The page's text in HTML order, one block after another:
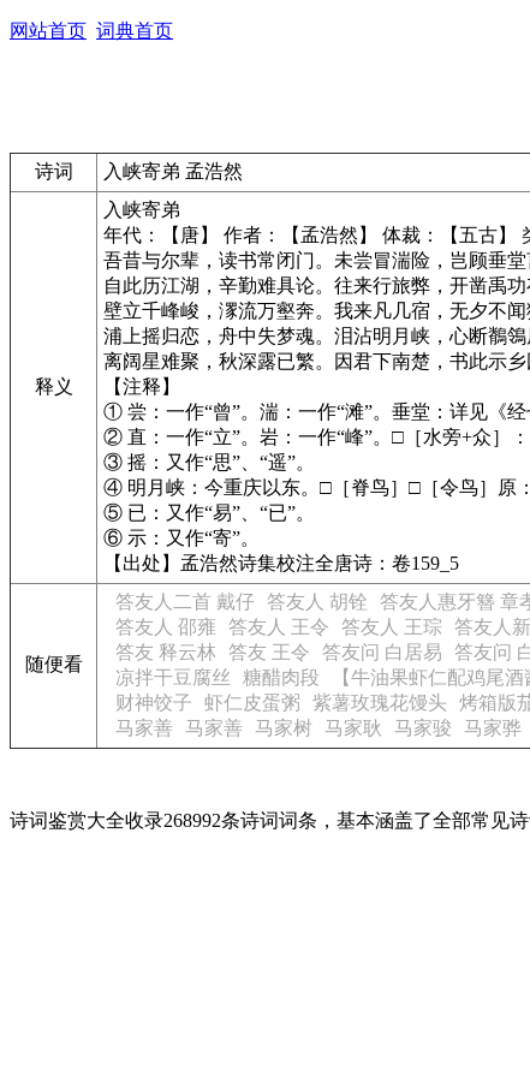
网站首页 词典首页
诗词 入峡寄弟 孟浩然
释义
入峡寄弟
年代：【唐】 作者：【孟浩然】 体裁：【五古】
吾昔与尔辈，读书常闭门。未尝冒湍险，岂顾垂堂
自此历江湖，辛勤难具论。往来行旅弊，开凿禹功
壁立千峰峻，潈流万壑奔。我来凡几宿，无夕不闻
浦上摇归恋，舟中失梦魂。泪沾明月峡，心断鶺鴒
离阔星难聚，秋深露已繁。因君下南楚，书此示乡
【注释】
① 尝：一作“曾”。湍：一作“滩”。垂堂：详见《经
② 直：一作“立”。岩：一作“峰”。□［水旁+众］：
③ 摇：又作“思”、“遥”。
④ 明月峡：今重庆以东。□［脊鸟］□［令鸟］原
⑤ 已：又作“易”、“已”。
⑥ 示：又作“寄”。
【出处】孟浩然诗集校注全唐诗：卷159_5
随便看
答友人二首 戴仔 答友人 胡铨 答友人惠牙簪 章
答友人 邵雍
答友人 王令 答友人 王琮 答友人
答友 释云林
答友 王令 答友问 白居易 答友问
凉拌干豆腐丝
糖醋肉段 【牛油果虾仁配鸡尾
财神饺子
虾仁皮蛋粥 紫薯玫瑰花馒头 烤箱版
马家善
马家善 马家树 马家耿 马家骏 马家骅
诗词鉴赏大全收录268992条诗词词条，基本涵盖了全部常见